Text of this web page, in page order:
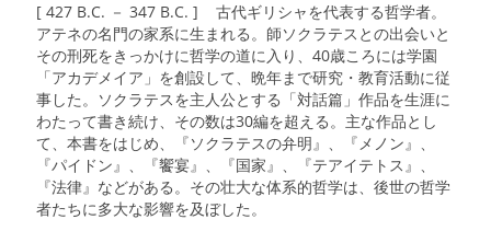
[ 427 B.C. － 347 B.C. ] 古代ギリシャを代表する哲学者。
アテネの名門の家系に生まれる。師ソクラテスとの出会いと
その刑死をきっかけに哲学の道に入り、40歳ころには学園
「アカデメイア」を創設して、晩年まで研究・教育活動に従
事した。ソクラテスを主人公とする「対話篇」作品を生涯に
わたって書き続け、その数は30編を超える。主な作品とし
て、本書をはじめ、『ソクラテスの弁明』、『メノン』、
『パイドン』、『饗宴』、『国家』、『テアイテトス』、
『法律』などがある。その壮大な体系的哲学は、後世の哲学
者たちに多大な影響を及ぼした。